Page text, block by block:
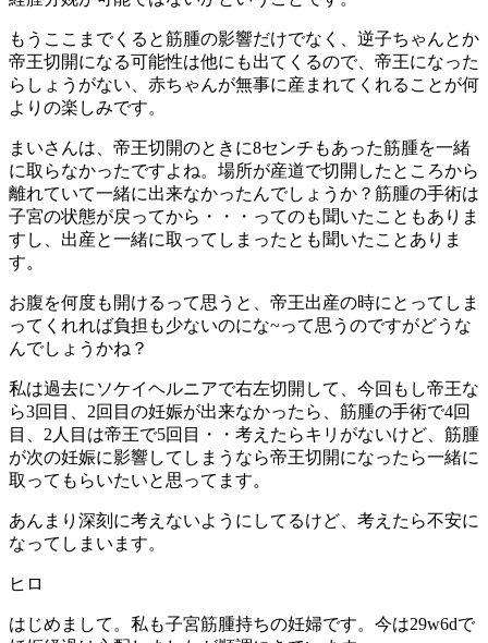
もうここまでくると筋腫の影響だけでなく、逆子ちゃんとか
帝王切開になる可能性は他にも出てくるので、帝王になった
らしょうがない、赤ちゃんが無事に産まれてくれることが何
よりの楽しみです。
まいさんは、帝王切開のときに8センチもあった筋腫を一緒
に取らなかったですよね。場所が産道で切開したところから
離れていて一緒に出来なかったんでしょうか？筋腫の手術は
子宮の状態が戻ってから・・・ってのも聞いたこともありま
すし、出産と一緒に取ってしまったとも聞いたことありま
す。
お腹を何度も開けるって思うと、帝王出産の時にとってしま
ってくれれば負担も少ないのにな~って思うのですがどうな
んでしょうかね？
私は過去にソケイヘルニアで右左切開して、今回もし帝王な
ら3回目、2回目の妊娠が出来なかったら、筋腫の手術で4回
目、2人目は帝王で5回目・・考えたらキリがないけど、筋腫
が次の妊娠に影響してしまうなら帝王切開になったら一緒に
取ってもらいたいと思ってます。
あんまり深刻に考えないようにしてるけど、考えたら不安に
なってしまいます。
ヒロ
はじめまして。私も子宮筋腫持ちの妊婦です。今は29w6dで